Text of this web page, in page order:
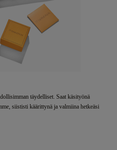
täydelliset. Saat käsityönä
siististi käärittynä ja valmiina hetkeäsi